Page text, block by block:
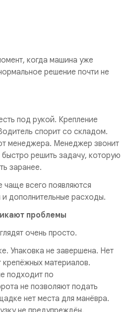
когда машина уже
решение почти не
под рукой. Крепление
спорит со складом.
менеджера. Менеджер звонит
решить задачу, которую
заранее.
чаще всего появляются
дополнительные расходы.
проблемы
очень просто.
Упаковка не завершена. Нет
материалов.
подходит по
не позволяют подать
нет места для манёвра.